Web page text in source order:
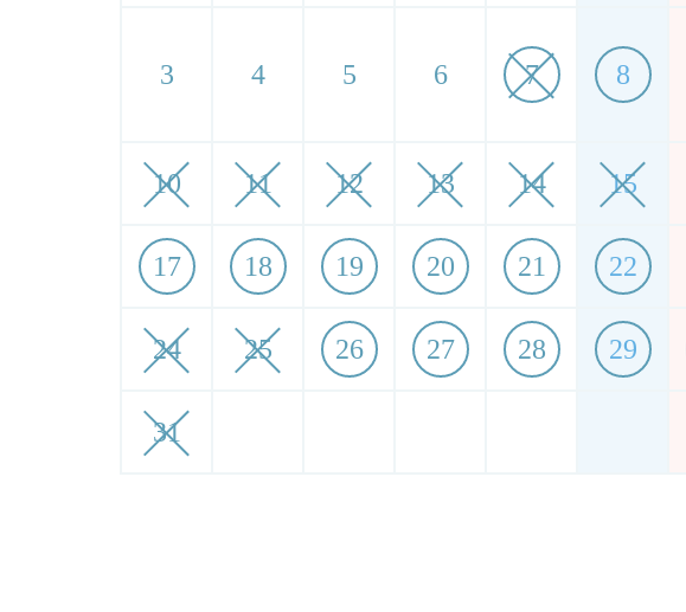
3 4 5 6 7 8
10 11 12 13 14 15
17 18 19 20 21 22
24 25 26 27 28 29
31